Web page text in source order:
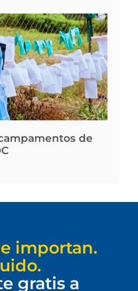
de
importan.
gratis a